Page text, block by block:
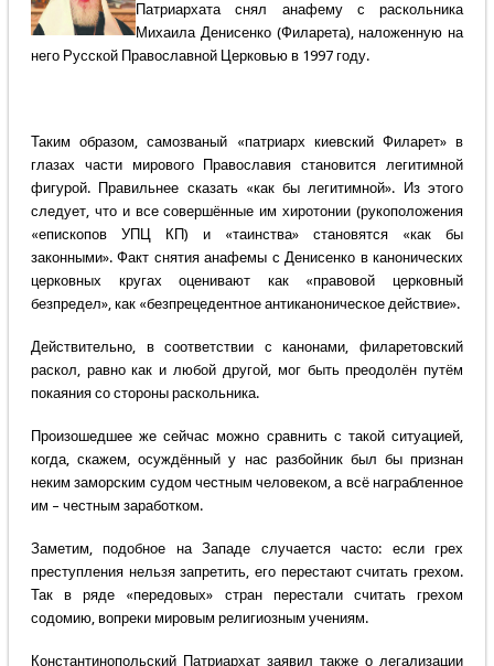
Патриархата снял анафему с раскольника
Михаила Денисенко (Филарета), наложенную на
него Русской Православной Церковью в 1997 году.
Таким образом, самозваный «патриарх киевский Филарет» в
глазах части мирового Православия становится легитимной
фигурой. Правильнее сказать «как бы легитимной». Из этого
следует, что и все совершённые им хиротонии (рукоположения
«епископов УПЦ КП) и «таинства» становятся «как бы
законными». Факт снятия анафемы с Денисенко в канонических
церковных кругах оценивают как «правовой церковный
безпредел», как «безпрецедентное антиканоническое действие».
Действительно, в соответствии с канонами, филаретовский
раскол, равно как и любой другой, мог быть преодолён путём
покаяния со стороны раскольника.
Произошедшее же сейчас можно сравнить с такой ситуацией,
когда, скажем, осуждённый у нас разбойник был бы признан
неким заморским судом честным человеком, а всё награбленное
им – честным заработком.
Заметим, подобное на Западе случается часто: если грех
преступления нельзя запретить, его перестают считать грехом.
Так в ряде «передовых» стран перестали считать грехом
содомию, вопреки мировым религиозным учениям.
Константинопольский Патриархат заявил также о легализации